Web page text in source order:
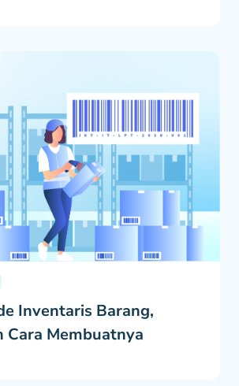
Inventaris Barang,
Cara Membuatnya